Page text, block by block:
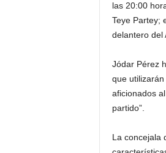
las 20:00
Teye Partey;
delantero del
Jódar Pérez
que
aficionados
partido”.
La concejala